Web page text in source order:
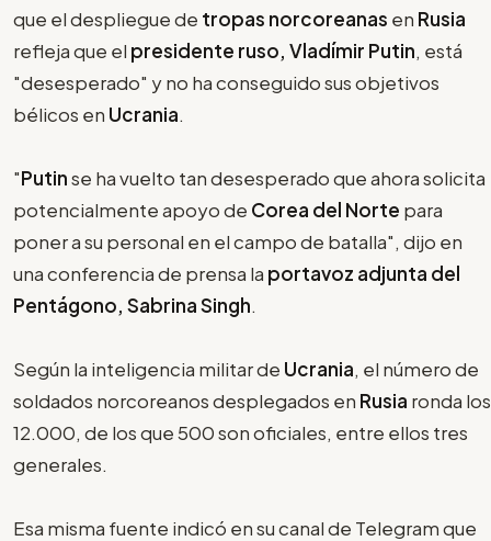
que el despliegue de tropas norcoreanas en Rusia
refleja que el presidente ruso, Vladímir Putin, está
"desesperado" y no ha conseguido sus objetivos
bélicos en Ucrania.
"Putinse ha vuelto tan desesperado que ahora solicita
potencialmente apoyo de Corea del Norte para
poner a su personal en el campo de batalla", dijo en
una conferencia de prensa la portavoz adjunta del
Pentágono, Sabrina Singh.
Según la inteligencia militar de Ucrania, el número de
soldados norcoreanos desplegados en Rusia ronda los
12.000, de los que 500 son oficiales, entre ellos tres
generales.
Esa misma fuente indicó en su canal de Telegram que